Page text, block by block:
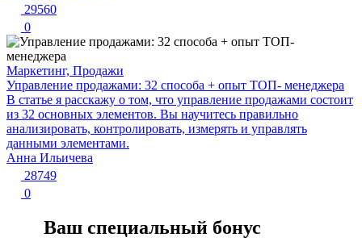
29560
0
Маркетинг, Продажи
Управление продажами: 32 способа + опыт ТОП- менеджера
В статье я расскажу о том, что управление продажами состоит
из 32 основных элементов. Вы научитесь правильно
анализировать, контролировать, измерять и управлять
данными элементами.
Анна Ильичева
28749
0
Ваш специальный бонус